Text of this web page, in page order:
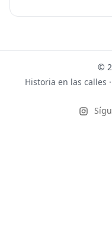
©
Historia en las calles